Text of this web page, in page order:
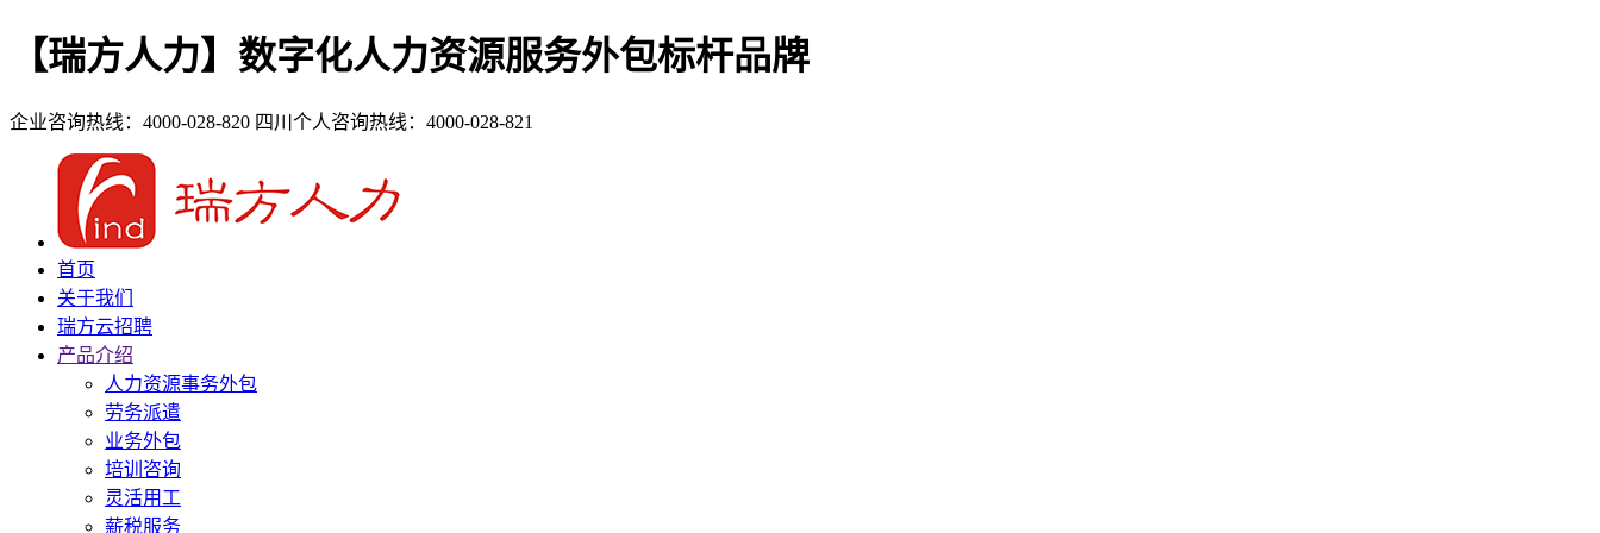
【瑞方人力】数字化人力资源服务外包标杆品牌
企业咨询热线：4000-028-820 四川个人咨询热线：4000-028-821
首页
关于我们
瑞方云招聘
产品介绍
人力资源事务外包
劳务派遣
业务外包
培训咨询
灵活用工
薪税服务